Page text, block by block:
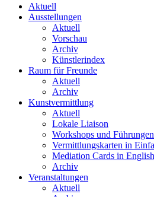
Aktuell
Ausstellungen
Aktuell
Vorschau
Archiv
Künstlerindex
Raum für Freunde
Aktuell
Archiv
Kunstvermittlung
Aktuell
Lokale Liaison
Workshops und Führungen
Vermittlungskarten in
Mediation Cards in English
Archiv
Veranstaltungen
Aktuell